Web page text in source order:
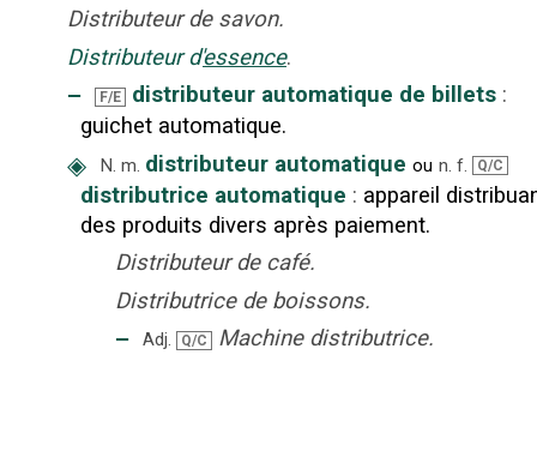
Distributeur de savon.
Distributeur d'essence.
‒ F/E distributeur automatique de billets :
guichet automatique.
◈ N. m. distributeur automatique ou n. f. Q/C
distributrice automatique : appareil
des produits divers après paiement.
Distributeur de café.
Distributrice de boissons.
‒ Adj. Q/C Machine distributrice.